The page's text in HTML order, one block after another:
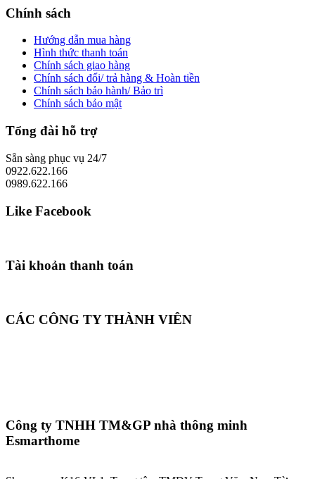
Chính sách
Hướng dẫn mua hàng
Hình thức thanh toán
Chính sách giao hàng
Chính sách đổi/ trả hàng & Hoàn tiền
Chính sách bảo hành/ Bảo trì
Chính sách bảo mật
Tổng đài hỗ trợ
Sẵn sàng phục vụ 24/7
0922.622.166
0989.622.166
Like Facebook
Tài khoản thanh toán
CÁC CÔNG TY THÀNH VIÊN
Công ty TNHH TM&GP nhà thông minh
Esmarthome